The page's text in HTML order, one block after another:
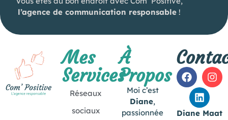
l’agence de communication responsable!
Mes
Services
Réseaux
sociaux
À
Propos
Moi c’est
Diane,
passionnée
Diane Maat